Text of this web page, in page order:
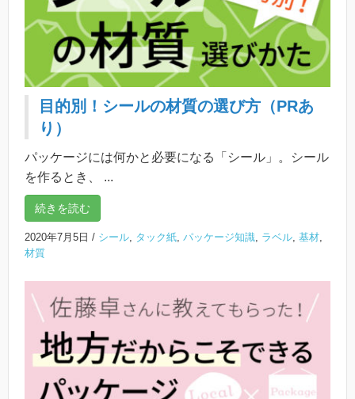
目的別！シールの材質の選び方（PRあ
り）
パッケージには何かと必要になる「シール」。シール
を作るとき、 ...
続きを読む
2020年7月5日 / シール, タック紙, パッケージ知識, ラベル, 基材,
材質